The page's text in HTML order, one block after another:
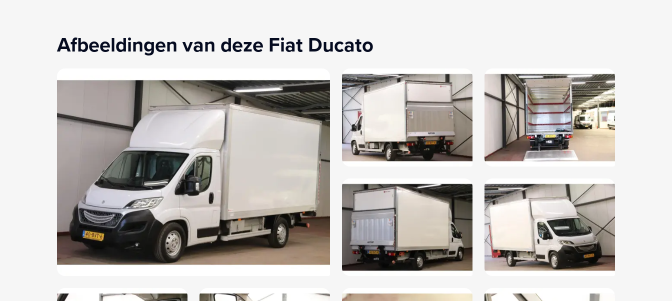
Afbeeldingen van deze Fiat Ducato